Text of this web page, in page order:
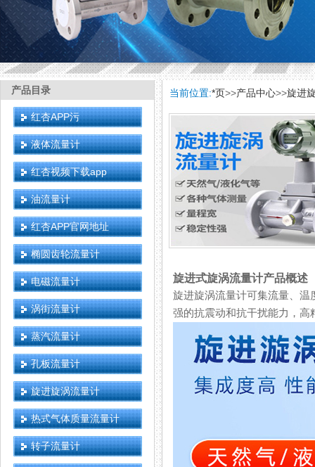
产品目录
红杏APP污
液体流量计
红杏视频下载app
油流量计
红杏APP官网地址
椭圆齿轮流量计
电磁流量计
涡街流量计
蒸汽流量计
孔板流量计
旋进旋涡流量计
热式气体质量流量计
转子流量计
当前位置:*页>>产品中心>>旋进
旋进式旋涡流量计产品概述
旋进旋涡流量计可集流量、温
强的抗震动和抗干扰能力，高